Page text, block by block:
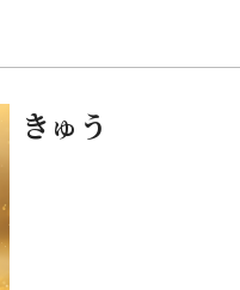
きゅう